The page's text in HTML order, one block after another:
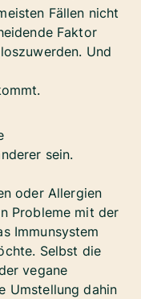
Fällen nicht
Faktor
Und
sein.
oder Allergien
Probleme mit der
Immunsystem
Selbst die
vegane
Umstellung dahin